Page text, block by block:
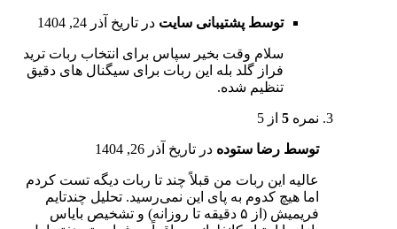
توسط پشتیبانی سایت در تاریخ آذر 24, 1404
سلام وقت بخیر سپاس برای انتخاب ربات ترید
فراز گلد بله این ربات برای سیگنال های دقیق
تنظیم شده.
نمره 5 از 5
توسط رضا ستوده در تاریخ آذر 26, 1404
عالیه این ربات من قبلاً چند تا ربات دیگه تست کردم
اما هیچ کدوم به پای این نمی‌رسید. تحلیل چندتایم‌
فریمیش (از ۵ دقیقه تا روزانه) و تشخیص بایاس